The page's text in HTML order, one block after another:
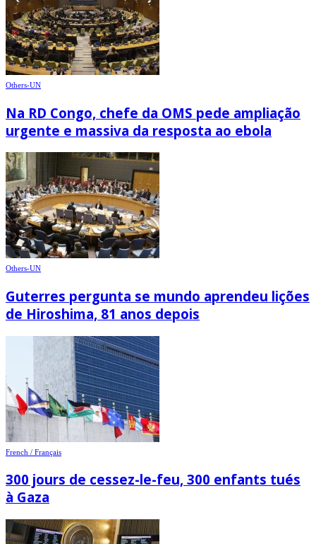
Others-UN
Na RD Congo, chefe da OMS pede ampliação
urgente e massiva da resposta ao ebola
Others-UN
Guterres pergunta se mundo aprendeu lições
de Hiroshima, 81 anos depois
French / Français
300 jours de cessez-le-feu, 300 enfants tués
à Gaza